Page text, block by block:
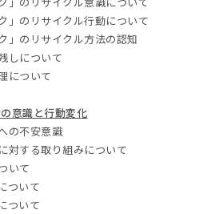
」のリサイクル行動について
」のリサイクル方法の認知
しについて
について
意識と行動変化
の不安意識
対する取り組みについて
いて
ついて
ついて